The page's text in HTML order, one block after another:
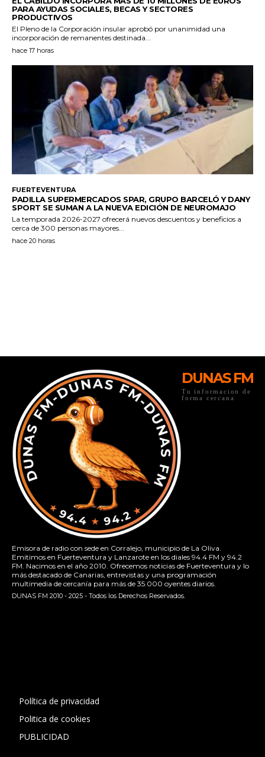
DUNAS FM
Tu informacion de
forma cercana
Emisora de radio con sede en Corralejo, municipio de La Oliva.
Emitimos en Fuerteventura y Lanzarote en los diales 94.4 FM y 94.2
FM. Nacimos en el año 2010. Ofrecemos noticias de Fuerteventura y lo
más destacado de Canarias, entrevistas y una programación
multimedia de cercanía para más de 35.000 oyentes diarios.
DUNAS FM 2010 - 2025 - Todos los Derechos Reservados.
Política de privacidad
Politica de cookies
PUBLICIDAD